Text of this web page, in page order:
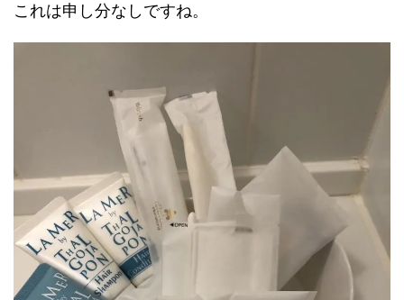
これは申し分なしですね。